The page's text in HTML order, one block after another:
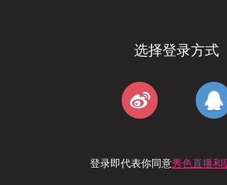
选择登录方式
登录即代表你同意秀色直播和